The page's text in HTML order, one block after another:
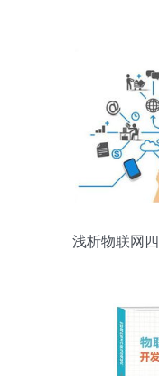
浅析物联网